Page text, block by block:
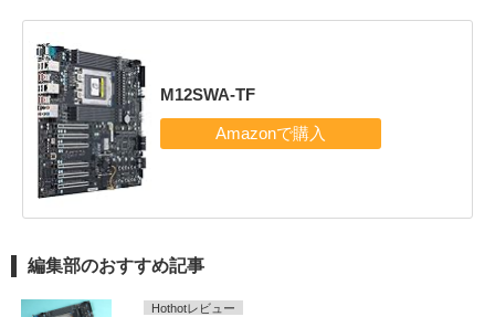
M12SWA-TF
編集部のおすすめ記事
Hothotレビュー